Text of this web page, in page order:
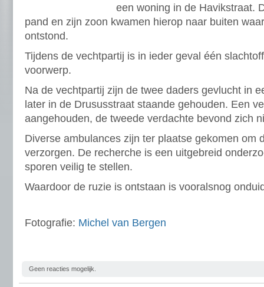
een woning in de Havikstraat.
pand en zijn zoon kwamen hierop naar buiten
ontstond.
Tijdens de vechtpartij is in ieder geval één
voorwerp.
Na de vechtpartij zijn de twee daders gevlucht in
later in de Drususstraat staande gehouden. Een
aangehouden, de tweede verdachte bevond zich
Diverse ambulances zijn ter plaatse gekomen om
verzorgen. De recherche is een uitgebreid
sporen veilig te stellen.
Waardoor de ruzie is ontstaan is vooralsnog
Fotografie: Michel van Bergen
Geen reacties mogelijk.